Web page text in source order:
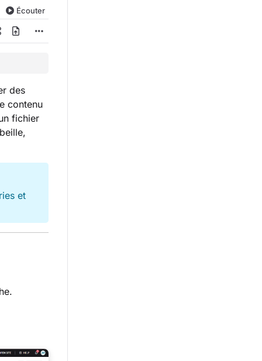
Écouter
des
contenu
fichier
et